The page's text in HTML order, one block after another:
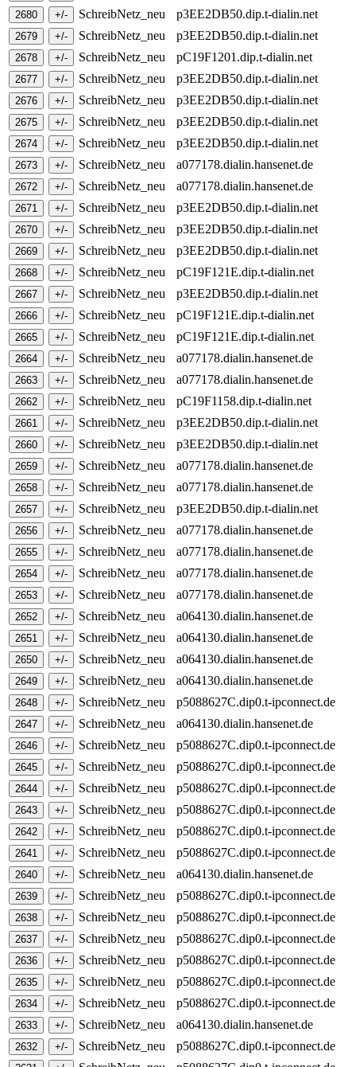
SchreibNetz_neu
p3EE2DB50.dip.t-dialin.net
SchreibNetz_neu
p3EE2DB50.dip.t-dialin.net
SchreibNetz_neu
pC19F1201.dip.t-dialin.net
SchreibNetz_neu
p3EE2DB50.dip.t-dialin.net
SchreibNetz_neu
p3EE2DB50.dip.t-dialin.net
SchreibNetz_neu
p3EE2DB50.dip.t-dialin.net
SchreibNetz_neu
p3EE2DB50.dip.t-dialin.net
SchreibNetz_neu
a077178.dialin.hansenet.de
SchreibNetz_neu
a077178.dialin.hansenet.de
SchreibNetz_neu
p3EE2DB50.dip.t-dialin.net
SchreibNetz_neu
p3EE2DB50.dip.t-dialin.net
SchreibNetz_neu
p3EE2DB50.dip.t-dialin.net
SchreibNetz_neu
pC19F121E.dip.t-dialin.net
SchreibNetz_neu
p3EE2DB50.dip.t-dialin.net
SchreibNetz_neu
pC19F121E.dip.t-dialin.net
SchreibNetz_neu
pC19F121E.dip.t-dialin.net
SchreibNetz_neu
a077178.dialin.hansenet.de
SchreibNetz_neu
a077178.dialin.hansenet.de
SchreibNetz_neu
pC19F1158.dip.t-dialin.net
SchreibNetz_neu
p3EE2DB50.dip.t-dialin.net
SchreibNetz_neu
p3EE2DB50.dip.t-dialin.net
SchreibNetz_neu
a077178.dialin.hansenet.de
SchreibNetz_neu
a077178.dialin.hansenet.de
SchreibNetz_neu
p3EE2DB50.dip.t-dialin.net
SchreibNetz_neu
a077178.dialin.hansenet.de
SchreibNetz_neu
a077178.dialin.hansenet.de
SchreibNetz_neu
a077178.dialin.hansenet.de
SchreibNetz_neu
a077178.dialin.hansenet.de
SchreibNetz_neu
a064130.dialin.hansenet.de
SchreibNetz_neu
a064130.dialin.hansenet.de
SchreibNetz_neu
a064130.dialin.hansenet.de
SchreibNetz_neu
a064130.dialin.hansenet.de
SchreibNetz_neu
p5088627C.dip0.t-ipconnect.de
SchreibNetz_neu
a064130.dialin.hansenet.de
SchreibNetz_neu
p5088627C.dip0.t-ipconnect.de
SchreibNetz_neu
p5088627C.dip0.t-ipconnect.de
SchreibNetz_neu
p5088627C.dip0.t-ipconnect.de
SchreibNetz_neu
p5088627C.dip0.t-ipconnect.de
SchreibNetz_neu
p5088627C.dip0.t-ipconnect.de
SchreibNetz_neu
p5088627C.dip0.t-ipconnect.de
SchreibNetz_neu
a064130.dialin.hansenet.de
SchreibNetz_neu
p5088627C.dip0.t-ipconnect.de
SchreibNetz_neu
p5088627C.dip0.t-ipconnect.de
SchreibNetz_neu
p5088627C.dip0.t-ipconnect.de
SchreibNetz_neu
p5088627C.dip0.t-ipconnect.de
SchreibNetz_neu
p5088627C.dip0.t-ipconnect.de
SchreibNetz_neu
p5088627C.dip0.t-ipconnect.de
SchreibNetz_neu
a064130.dialin.hansenet.de
SchreibNetz_neu
p5088627C.dip0.t-ipconnect.de